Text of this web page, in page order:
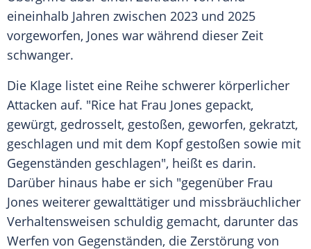
eineinhalb Jahren zwischen 2023 und 2025
vorgeworfen, Jones war während dieser Zeit
schwanger.
Die Klage listet eine Reihe schwerer körperlicher
Attacken auf. "Rice hat Frau Jones gepackt,
gewürgt, gedrosselt, gestoßen, geworfen, gekratzt,
geschlagen und mit dem Kopf gestoßen sowie mit
Gegenständen geschlagen", heißt es darin.
Darüber hinaus habe er sich "gegenüber Frau
Jones weiterer gewalttätiger und missbräuchlicher
Verhaltensweisen schuldig gemacht, darunter das
Werfen von Gegenständen, die Zerstörung von